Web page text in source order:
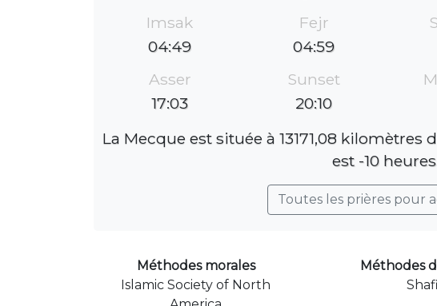
Imsak
04:49
Fejr
04:59
Asser
17:03
Sunset
20:10
La Mecque est située à 13171,08 kilomètres
est -10
Toutes les prières pour
Méthodes morales
Islamic Society of North
Méthodes